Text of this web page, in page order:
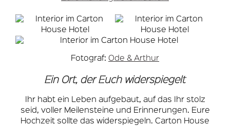
Fotograf: Ode & Arthur
Ein Ort, der Euch widerspiegelt
Ihr habt ein Leben aufgebaut, auf das Ihr stolz
seid, voller Meilensteine und Erinnerungen. Eure
Hochzeit sollte das widerspiegeln. Carton House